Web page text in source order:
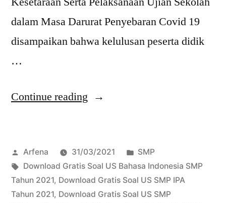
dalam Masa Darurat Penyebaran Covid 19
disampaikan bahwa kelulusan peserta didik
…
Continue reading “Download
US
SMP
Tahun
Posted
by
Arfena 31/03/2021
Posted
in
SMP
Tags:
Download Gratis Soal US Bahasa Indonesia SMP
Tahun 2021, Download Gratis Soal US SMP IPA
Tahun 2021, Download Gratis Soal US SMP